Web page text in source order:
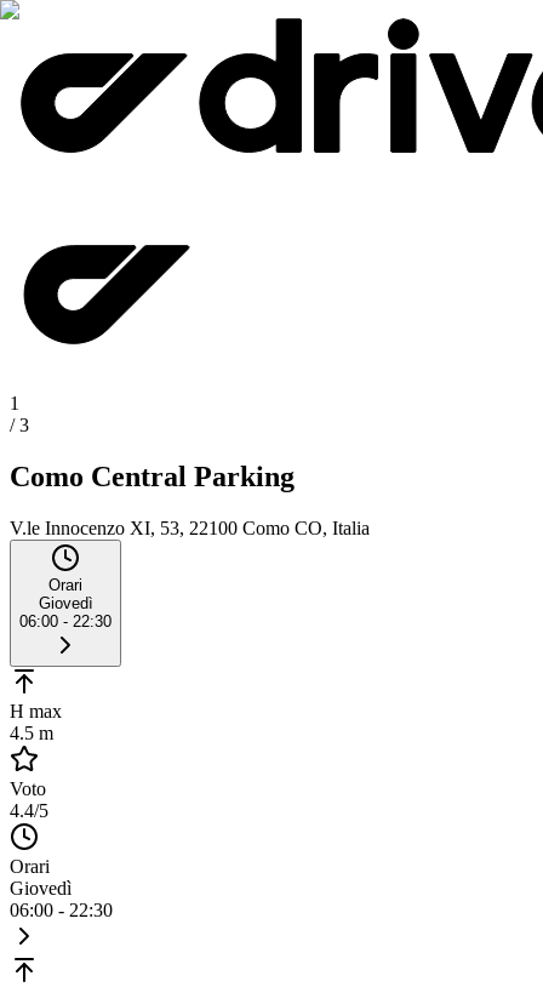
1
/3
Como Central Parking
V.le Innocenzo XI, 53, 22100 Como CO, Italia
Orari
Giovedì
06:00 - 22:30
H max
4.5 m
Voto
4.4/5
Orari
Giovedì
06:00 - 22:30